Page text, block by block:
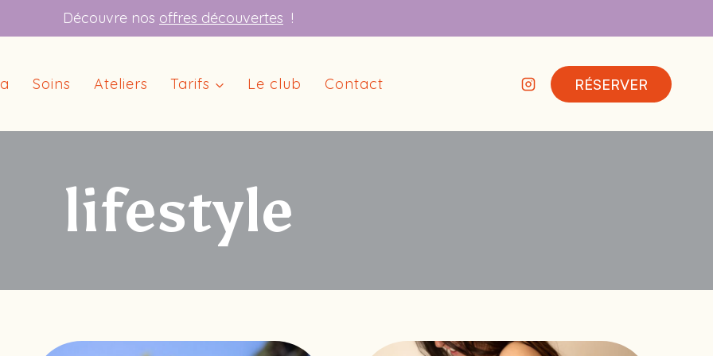
Découvre nos offres découvertes !
Soins Ateliers Tarifs Le club Contact RÉSERVER
lifestyle